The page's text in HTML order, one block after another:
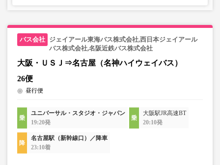
す。
・販売日・便ごとに随時価格が変動いたします。購入時に
販売価格をご確認の上でご予約をお願いいたします。
・一部取り扱いのない停留所がある場合がございます。
・充電設備は車両により異なり、USBタイプまたはコンセ
・増便や車両整備等の都合により、予告なく車両・シート
仕様が変更となる場合がございます。あらかじめご了承く
ださい。
ジェイアール東海バス株式会社,西日本ジェイアール
バス株式会社,名阪近鉄バス株式会社
大阪・ＵＳＪ⇒名古屋（名神ハイウェイバス）
26便
昼行便
ユニバーサル・スタジオ・ジャパン
19:20発
大阪駅JR高速BT
20:10発
名古屋駅（新幹線口）／降車
23:10着